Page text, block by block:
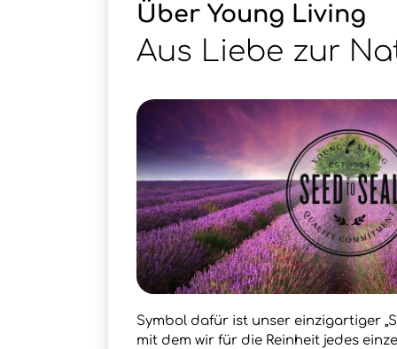
Über Young Living
Aus Liebe zur
Symbol dafür ist unser einzigartiger
mit dem wir für die Reinheit jedes